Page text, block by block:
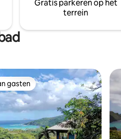
je
Gratis parkeren op het
terrein
gasten
gasten